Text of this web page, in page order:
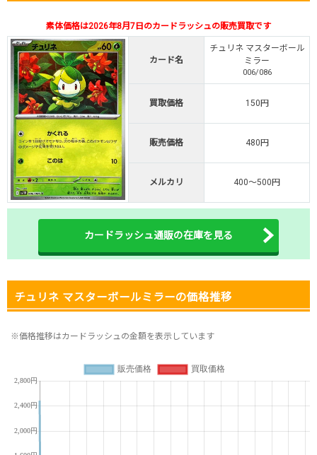
オリパスタジアム オリパスタジアム公式はこちら ＞
オリくじ
・初回購入は500coinが50円
・新規限定！8種類の激熱オリパ
オリくじ公式はこちら ＞
TORAオリパ
・リリース1周年イベント開催中！
・新規登録で最大90%OFF
TORAオリパ公式はこちら ＞
素体価格は2026年8月7日のカードラッシュの販売買取です
カード名
チュリネ マスターボール
ミラー
006/086
買取価格 150円
販売価格 480円
メルカリ 400～500円
カードラッシュ通販の在庫を見る
チュリネ マスターボールミラーの価格推移
※価格推移はカードラッシュの金額を表示しています